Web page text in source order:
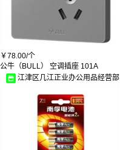
蓝天
先科/SAST
希诺/Heenoor
阿尔法
辉柏嘉/Faber-castell
￥78.00/个
公牛（BULL） 空调插座 101A
江津区几江正业办公用品经营部